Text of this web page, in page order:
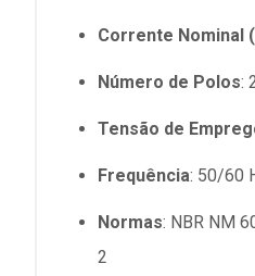
Corrente Nominal
Número de Polos:
Tensão de
Frequência: 50/60
Normas: NBR NM
2